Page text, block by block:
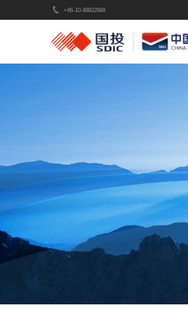
+86-10-88822888